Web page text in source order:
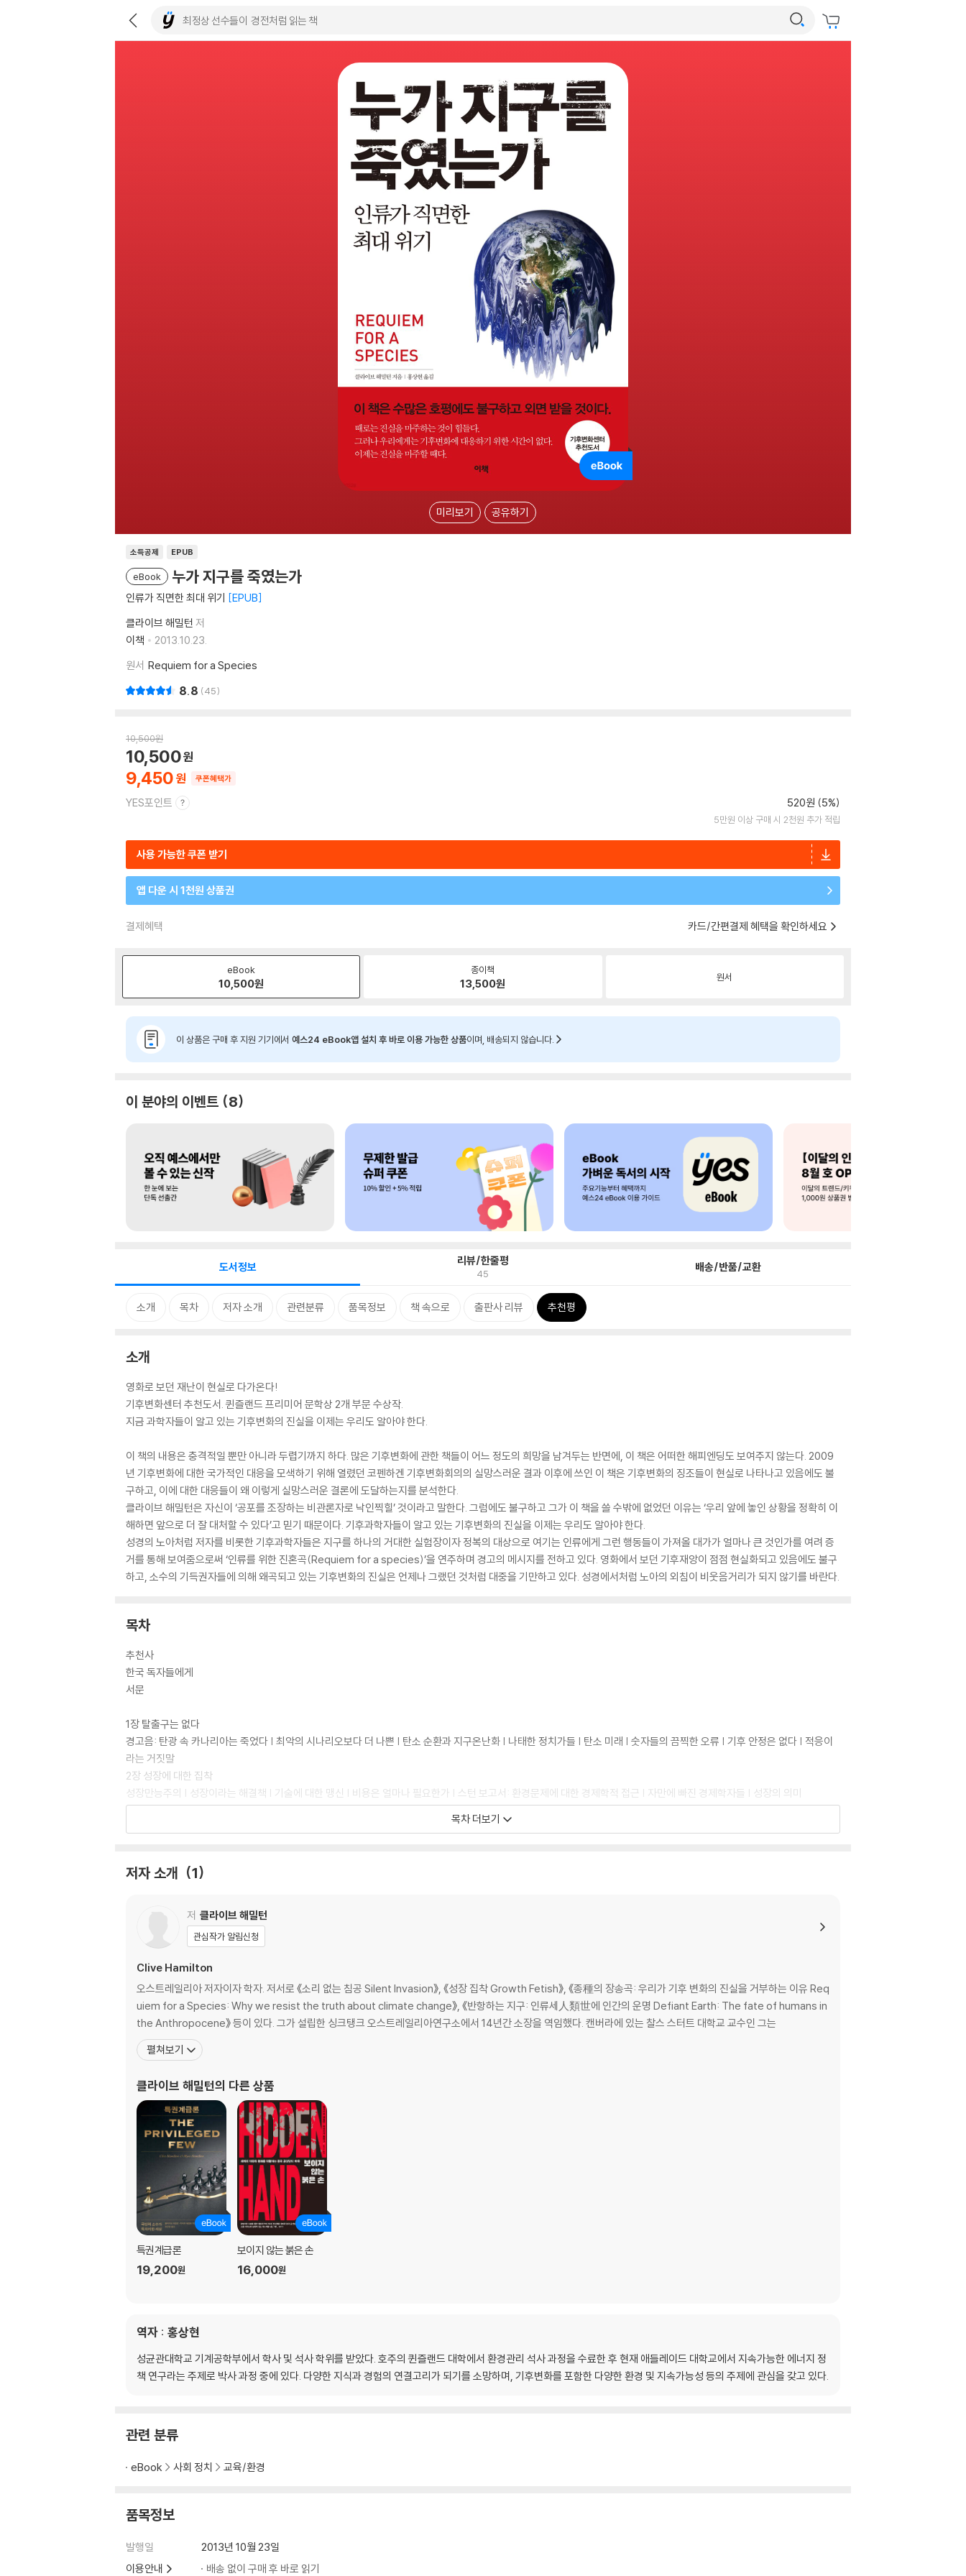
미리보기 공유하기
소득공제 EPUB
eBook 누가 지구를 죽였는가
인류가 직면한 최대 위기 EPUB
클라이브 해밀턴 저
이책
2013.10.23.
원서 Requiem for a Species
8.8 45
10,500원
9,450
10,500
쿠폰혜택가
YES포인트 520원 (5%)
5만원 이상 구매 시 2천원 추가 적립
사용 가능한 쿠폰 받기
앱 다운 시 1천원 상품권
결제혜택 카드/간편결제 혜택을 확인하세요
eBook
10,500원
종이책
13,500원 원서
이 상품은 구매 후 지원 기기에서 예스24 eBook앱 설치 후 바로 이용 가능한 상품이며, 배송되지 않습니다.
이 분야의 이벤트 8
도서정보 리뷰/한줄평
45 배송/반품/교환
소개 목차 저자 소개 관련분류 품목정보 책 속으로 출판사 리뷰 추천평
소개
영화로 보던 재난이 현실로 다가온다!
기후변화센터 추천도서. 퀸즐랜드 프리미어 문학상 2개 부문 수상작.
지금 과학자들이 알고 있는 기후변화의 진실을 이제는 우리도 알아야 한다.
이 책의 내용은 충격적일 뿐만 아니라 두렵기까지 하다. 많은 기후변화에 관한 책들이 어느 정도의 희망을 남겨두는 반면에, 이 책은 어떠한 해피엔딩도 보여주지 않는다. 2009
년 기후변화에 대한 국가적인 대응을 모색하기 위해 열렸던 코펜하겐 기후변화회의의 실망스러운 결과 이후에 쓰인 이 책은 기후변화의 징조들이 현실로 나타나고 있음에도 불
구하고, 이에 대한 대응들이 왜 이렇게 실망스러운 결론에 도달하는지를 분석한다.
클라이브 해밀턴은 자신이 ‘공포를 조장하는 비관론자로 낙인찍힐’ 것이라고 말한다. 그럼에도 불구하고 그가 이 책을 쓸 수밖에 없었던 이유는 ‘우리 앞에 놓인 상황을 정확히 이
해하면 앞으로 더 잘 대처할 수 있다’고 믿기 때문이다. 기후과학자들이 알고 있는 기후변화의 진실을 이제는 우리도 알아야 한다.
성경의 노아처럼 저자를 비롯한 기후과학자들은 지구를 하나의 거대한 실험장이자 정복의 대상으로 여기는 인류에게 그런 행동들이 가져올 대가가 얼마나 큰 것인가를 여려 증
거를 통해 보여줌으로써 ‘인류를 위한 진혼곡(Requiem for a species)’을 연주하며 경고의 메시지를 전하고 있다. 영화에서 보던 기후재앙이 점점 현실화되고 있음에도 불구
하고, 소수의 기득권자들에 의해 왜곡되고 있는 기후변화의 진실은 언제나 그랬던 것처럼 대중을 기만하고 있다. 성경에서처럼 노아의 외침이 비웃음거리가 되지 않기를 바란다.
목차
추천사
한국 독자들에게
서문
1장 탈출구는 없다
경고음: 탄광 속 카나리아는 죽었다 | 최악의 시나리오보다 더 나쁜 | 탄소 순환과 지구온난화 | 나태한 정치가들 | 탄소 미래 | 숫자들의 끔찍한 오류 | 기후 안정은 없다 | 적응이
라는 거짓말
2장 성장에 대한 집착
성장만능주의 | 성장이라는 해결책 | 기술에 대한 맹신 | 비용은 얼마나 필요한가 | 스턴 보고서: 환경문제에 대한 경제학적 접근 | 자만에 빠진 경제학자들 | 성장의 의미
3장 소비적 자아
소비 혁명 | 소비와 정체성 | 낭비적 소비가 초래한 것 | 친환경적 소비주의 | 그린워시 | 소비주의 시대는 끝나지 않았다 | 중국 신드롬
좇는 사람들 | 희생양 만들기 | 희망이라는 고문
자연과의 단절 | 자연의 죽음 | 과학과 근대 사회의 성장 | 지구는 살아 있다 | 자아와 세계에 대한 세 가지 개념
6장 기술이 우리를 구원할 것인가
깨끗한 석탄 | 바람, 태양, 원자력의 가능성 | ‘플랜 B’의 등장 | 지구공학의 커다란 착각
7장 4℃ 세상
4도의 기후변화: 기우인가, 현실인가 | 얼마나 뜨겁고, 얼마나 가까운가 | 코드 레드 | 더 뜨거운 세상에 적응하기
8장 미래의 재구성
잃어버린 미래 | 긍정적 분열 | 기후변화의 의미 | 행동
부록 : 이산화탄소와 온실가스
역자 후기
주석
목차 더보기
저자 소개 1
저 클라이브 해밀턴
관심작가 알림신청
Clive Hamilton
오스트레일리아 저자이자 학자. 저서로 《소리 없는 침공 Silent Invasion》, 《성장 집착 Growth Fetish》, 《종種의 장송곡: 우리가 기후 변화의 진실을 거부하는 이유 Req
uiem for a Species: Why we resist the truth about climate change》, 《반항하는 지구: 인류세人類世에 인간의 운명 Defiant Earth: The fate of humans in
the Anthropocene》 등이 있다. 그가 설립한 싱크탱크 오스트레일리아연구소에서 14년간 소장을 역임했다. 캔버라에 있는 찰스 스터트 대학교 교수인 그는
펼쳐보기
클라이브 해밀턴의 다른 상품
특권계급론
19,200원
보이지 않는 붉은 손
16,000원
역자 : 홍상현
성균관대학교 기계공학부에서 학사 및 석사 학위를 받았다. 호주의 퀸즐랜드 대학에서 환경관리 석사 과정을 수료한 후 현재 애들레이드 대학교에서 지속가능한 에너지 정
책 연구라는 주제로 박사 과정 중에 있다. 다양한 지식과 경험의 연결고리가 되기를 소망하며, 기후변화를 포함한 다양한 환경 및 지속가능성 등의 주제에 관심을 갖고 있다.
관련 분류
eBook 사회 정치 교육/환경
품목정보
발행일
2013년 10월 23일
이용안내
배송 없이 구매 후 바로 읽기